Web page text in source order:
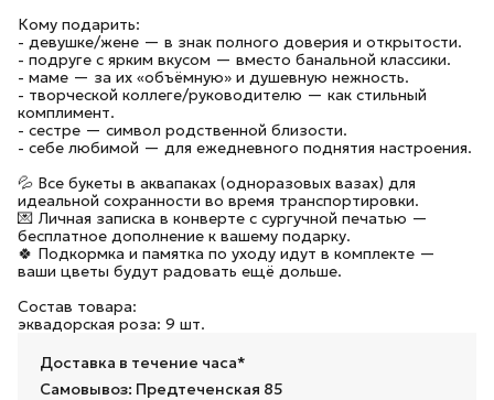
Кому подарить:
- девушке/жене — в знак полного доверия и открытости.
- подруге с ярким вкусом — вместо банальной классики.
- маме — за их «объёмную» и душевную нежность.
- творческой коллеге/руководителю — как стильный
комплимент.
- сестре — символ родственной близости.
- себе любимой — для ежедневного поднятия настроения.
💦 Все букеты в аквапаках (одноразовых вазах) для
идеальной сохранности во время транспортировки.
💌 Личная записка в конверте с сургучной печатью —
бесплатное дополнение к вашему подарку.
🍀 Подкормка и памятка по уходу идут в комплекте —
ваши цветы будут радовать ещё дольше.
Состав товара:
эквадорская роза: 9 шт.
Доставка в течение часа*
Самовывоз: Предтеченская 85